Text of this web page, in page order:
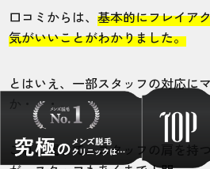
口コミからは、基本的にフレイア
気がいいことがわかりました。
とはいえ、一部スタッフの対応に
か・・・。
これに関して、スタッフの肩を持